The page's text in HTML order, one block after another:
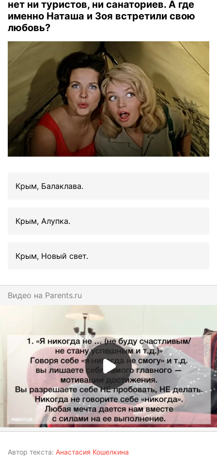
нет ни туристов, ни санаториев. А где
именно Наташа и Зоя встретили свою
любовь?
Крым, Балаклава.
Крым, Алупка.
Крым, Новый свет.
Видео на parents.ru
Автор текста: Анастасия Кошелкина